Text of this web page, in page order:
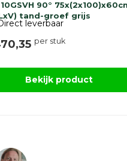
90°
tand-groef grijs
leverbaar
per stuk
Bekijk product